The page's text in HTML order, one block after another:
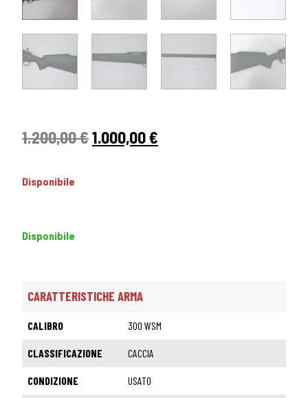
1.200,00€1.000,00€
Disponibile
Disponibile
CARATTERISTICHE ARMA
CALIBRO 300 WSM
CLASSIFICAZIONE CACCIA
CONDIZIONE USATO